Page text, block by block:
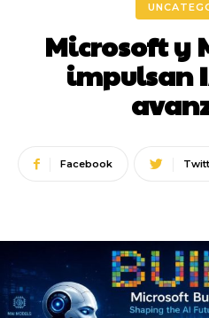
Microsoft y
impulsan
Facebook